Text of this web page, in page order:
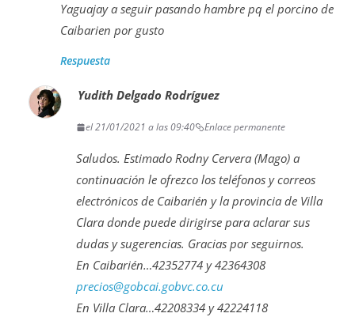
Yaguajay a seguir pasando hambre pq el porcino de
Caibarien por gusto
Respuesta
Yudith Delgado Rodríguez
el 21/01/2021 a las 09:40 Enlace permanente
Saludos. Estimado Rodny Cervera (Mago) a
continuación le ofrezco los teléfonos y correos
electrónicos de Caibarién y la provincia de Villa
Clara donde puede dirigirse para aclarar sus
dudas y sugerencias. Gracias por seguirnos.
En Caibarién…42352774 y 42364308
precios@gobcai.gobvc.co.cu
En Villa Clara…42208334 y 42224118